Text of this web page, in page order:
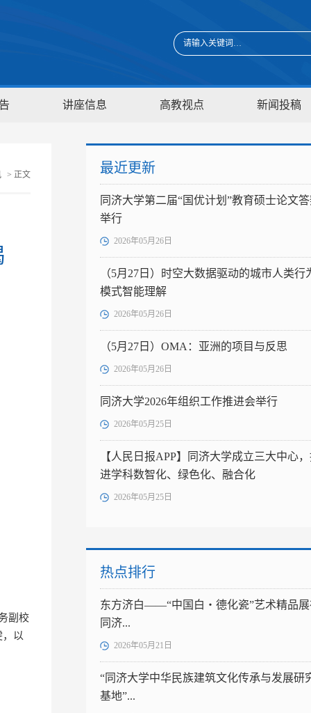
讲座信息 高教视点 新闻投稿
> 正文
副校
以
最近更新
同济大学第二届“国优计划”教育硕士论文
举行
2026年05月26日
（5月27日）时空大数据驱动的城市人类行
模式智能理解
2026年05月26日
（5月27日）OMA：亚洲的项目与反思
2026年05月26日
同济大学2026年组织工作推进会举行
2026年05月25日
【人民日报APP】同济大学成立三大中心
进学科数智化、绿色化、融合化
2026年05月25日
热点排行
东方济白——“中国白・德化瓷”艺术精品
同济...
2026年05月21日
“同济大学中华民族建筑文化传承与发展研
基地”...